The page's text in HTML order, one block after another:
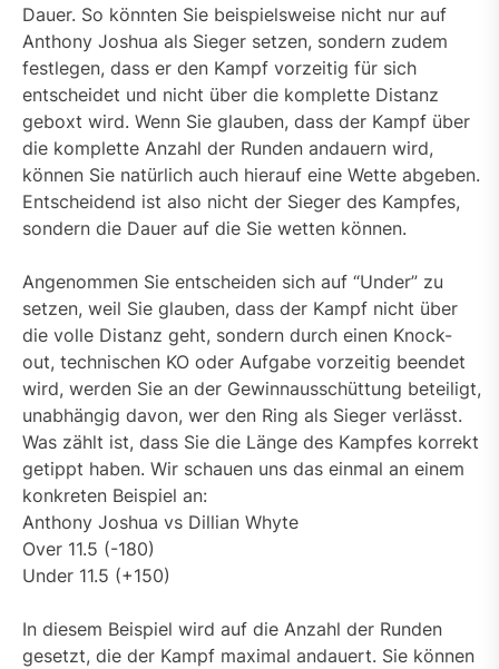
Dauer. So könnten Sie beispielsweise nicht nur auf
Anthony Joshua als Sieger setzen, sondern zudem
festlegen, dass er den Kampf vorzeitig für sich
entscheidet und nicht über die komplette Distanz
geboxt wird. Wenn Sie glauben, dass der Kampf über
die komplette Anzahl der Runden andauern wird,
können Sie natürlich auch hierauf eine Wette abgeben.
Entscheidend ist also nicht der Sieger des Kampfes,
sondern die Dauer auf die Sie wetten können.
Angenommen Sie entscheiden sich auf “Under” zu
setzen, weil Sie glauben, dass der Kampf nicht über
die volle Distanz geht, sondern durch einen Knock-
out, technischen KO oder Aufgabe vorzeitig beendet
wird, werden Sie an der Gewinnausschüttung beteiligt,
unabhängig davon, wer den Ring als Sieger verlässt.
Was zählt ist, dass Sie die Länge des Kampfes korrekt
getippt haben. Wir schauen uns das einmal an einem
konkreten Beispiel an:
Anthony Joshua vs Dillian Whyte
Over 11.5 (-180)
Under 11.5 (+150)
In diesem Beispiel wird auf die Anzahl der Runden
gesetzt, die der Kampf maximal andauert. Sie können